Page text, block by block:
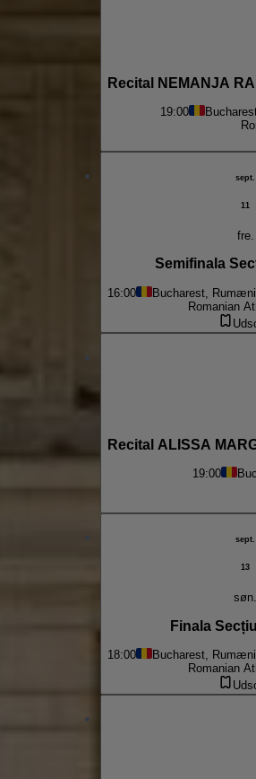
Recital NEMANJA
19:00
sept.
11
fre.
Semifinala
16:00 Bucharest,
Romanian
Recital ALISSA
19:00
sept.
13
søn.
Finala
18:00 Bucharest,
Romanian